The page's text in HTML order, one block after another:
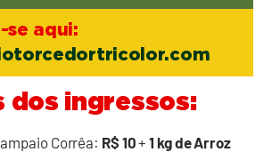
se aqui:
dos ingressos:
Corrêa: R$ 10+1 kg de Arroz